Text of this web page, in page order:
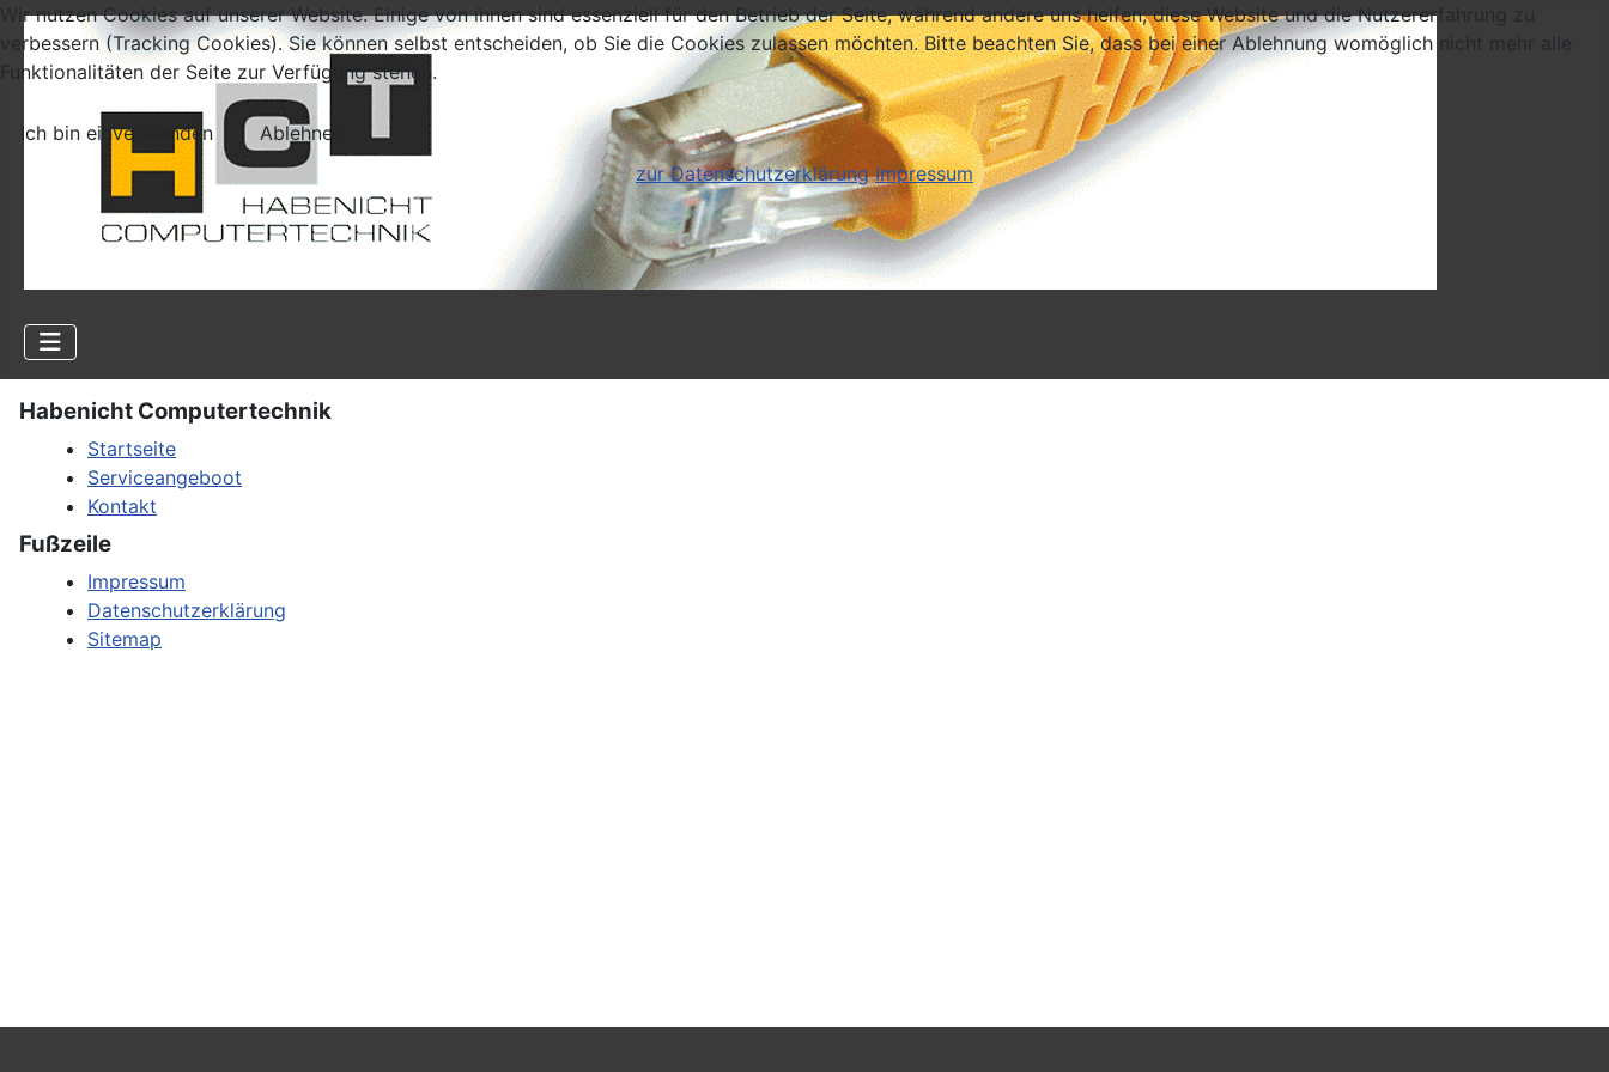
Habenicht Computertechnik
Startseite
Serviceangeboot
Kontakt
Fußzeile
Impressum
Datenschutzerklärung
Sitemap
Wir nutzen Cookies auf unserer Website. Einige von ihnen sind essenziell für den Betrieb der Seite, während andere uns helfen, diese Website und die Nutzererfahrung zu
verbessern (Tracking Cookies). Sie können selbst entscheiden, ob Sie die Cookies zulassen möchten. Bitte beachten Sie, dass bei einer Ablehnung womöglich nicht mehr alle
Funktionalitäten der Seite zur Verfügung stehen.
Ich bin einverstanden
Ablehnen
zur Datenschutzerklärung Impressum